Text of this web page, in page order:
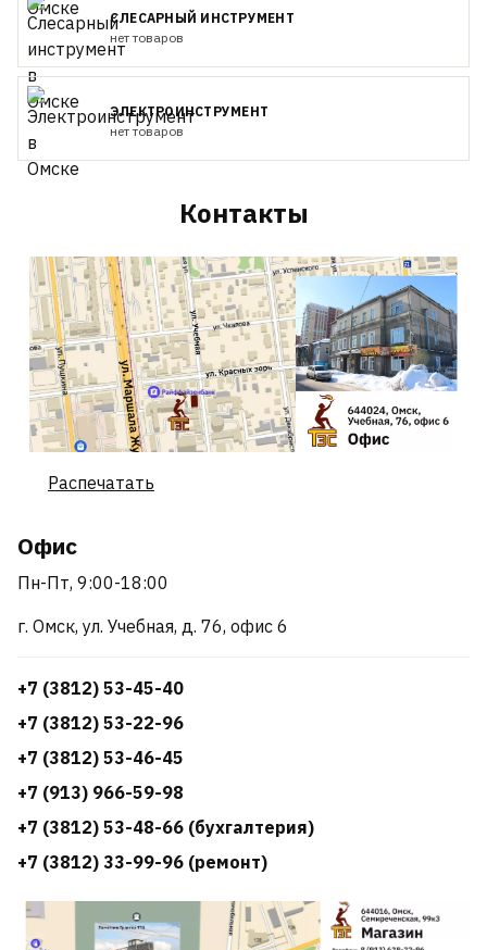
СЛЕСАРНЫЙ ИНСТРУМЕНТ
нет товаров
ЭЛЕКТРОИНСТРУМЕНТ
нет товаров
Контакты
Распечатать
Офис
Пн-Пт, 9:00-18:00
г. Омск, ул. Учебная, д. 76, офис 6
+7 (3812) 53-45-40
+7 (3812) 53-22-96
+7 (3812) 53-46-45
+7 (913) 966-59-98
+7 (3812) 53-48-66 (бухгалтерия)
+7 (3812) 33-99-96 (ремонт)